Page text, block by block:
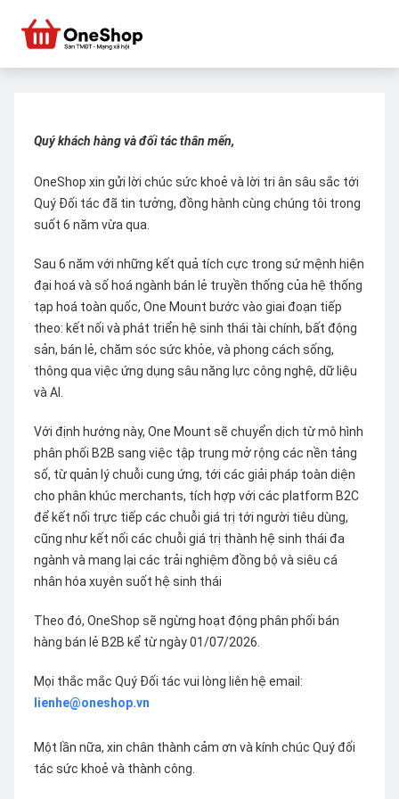
Quý khách hàng và đối tác thân mến,
OneShop xin gửi lời chúc sức khoẻ và lời tri ân sâu sắc tới
Quý Đối tác đã tin tưởng, đồng hành cùng chúng tôi trong
suốt 6 năm vừa qua.
Sau 6 năm với những kết quả tích cực trong sứ mệnh hiện
đại hoá và số hoá ngành bán lẻ truyền thống của hệ thống
tạp hoá toàn quốc, One Mount bước vào giai đoạn tiếp
theo: kết nối và phát triển hệ sinh thái tài chính, bất động
sản, bán lẻ, chăm sóc sức khỏe, và phong cách sống,
thông qua việc ứng dụng sâu năng lực công nghệ, dữ liệu
và AI.
Với định hướng này, One Mount sẽ chuyển dịch từ mô hình
phân phối B2B sang việc tập trung mở rộng các nền tảng
số, từ quản lý chuỗi cung ứng, tới các giải pháp toàn diện
cho phân khúc merchants, tích hợp với các platform B2C
để kết nối trực tiếp các chuỗi giá trị tới người tiêu dùng,
cũng như kết nối các chuỗi giá trị thành hệ sinh thái đa
ngành và mang lại các trải nghiệm đồng bộ và siêu cá
nhân hóa xuyên suốt hệ sinh thái
Theo đó, OneShop sẽ ngừng hoạt động phân phối bán
hàng bán lẻ B2B kể từ ngày 01/07/2026.
Mọi thắc mắc Quý Đối tác vui lòng liên hệ email:
lienhe@oneshop.vn
Một lần nữa, xin chân thành cảm ơn và kính chúc Quý đối
tác sức khoẻ và thành công.